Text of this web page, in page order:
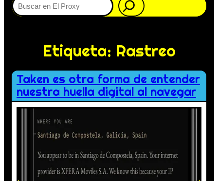
Etiqueta: Rastreo
Taken es otra forma de entender
nuestra huella digital al navegar